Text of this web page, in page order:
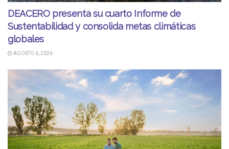
DEACERO presenta su cuarto Informe de
Sustentabilidad y consolida metas climáticas
globales
AGOSTO 6, 2026